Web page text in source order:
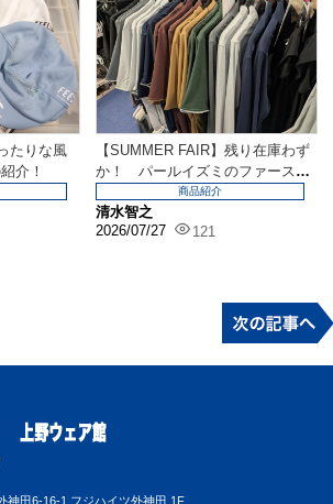
たりな風
介！
【SUMMER FAIR】残り在庫わず
か！ パールイズミのファースト
ジャージお早...
清水智之
2026/07/27
121
商品紹介
神田6-16-1 フジハイツ外神田 1F